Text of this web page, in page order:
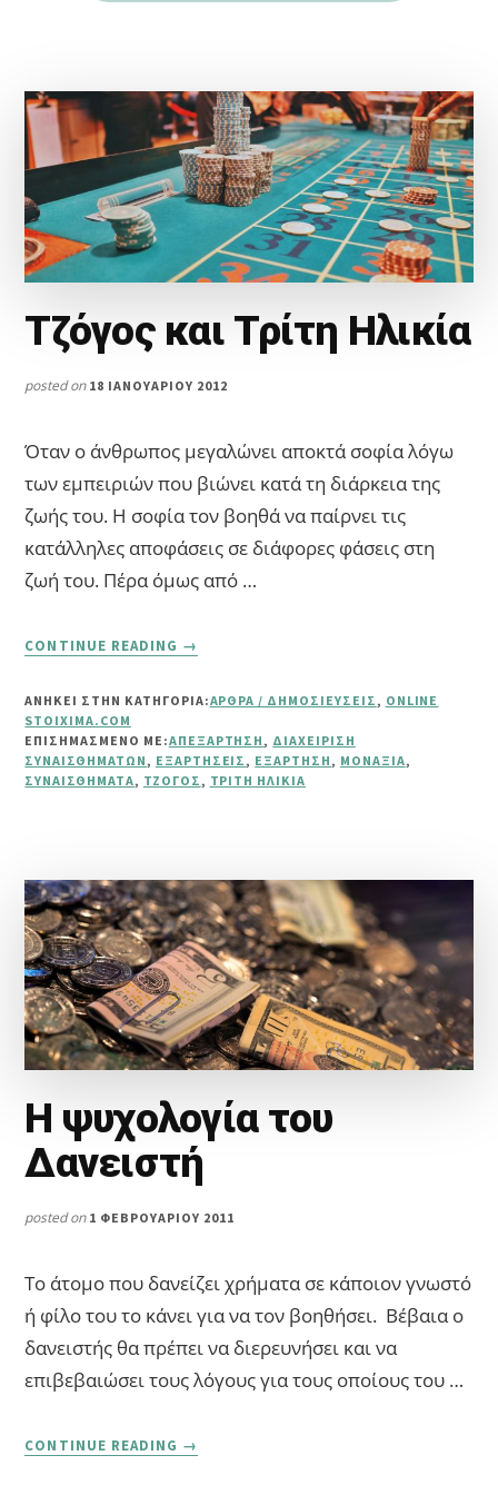
Τζόγος και Τρίτη Ηλικία
posted on 18 ΙΑΝΟΥΑΡΊΟΥ 2012
Όταν ο άνθρωπος μεγαλώνει αποκτά σοφία λόγω
των εμπειριών που βιώνει κατά τη διάρκεια της
ζωής του. Η σοφία τον βοηθά να παίρνει τις
κατάλληλες αποφάσεις σε διάφορες φάσεις στη
ζωή του. Πέρα όμως από …
CONTINUE READING
ΤΖΌΓΟΣ
ΤΡΊΤΗ
ΗΛΙΚΊΑ
→
ΑΝΗΚΕΙ ΣΤΗΝ ΚΑΤΗΓΟΡΙΑ:ΆΡΘΡΑ / ΔΗΜΟΣΙΕΎΣΕΙΣ , ONLINE
STOIXIMA.COM
ΕΠΙΣΗΜΑΣΜΈΝΟ ΜΕ:ΑΠΕΞΆΡΤΗΣΗ , ΔΙΑΧΕΊΡΙΣΗ
ΣΥΝΑΙΣΘΗΜΆΤΩΝ , ΕΞΑΡΤΉΣΕΙΣ , ΕΞΆΡΤΗΣΗ , ΜΟΝΑΞΙΆ,
ΣΥΝΑΙΣΘΉΜΑΤΑ, ΤΖΌΓΟΣ , ΤΡΊΤΗ ΗΛΙΚΊΑ
Η ψυχολογία του
Δανειστή
posted on 1 ΦΕΒΡΟΥΑΡΊΟΥ 2011
Το άτομο που δανείζει χρήματα σε κάποιον γνωστό
ή φίλο του το κάνει για να τον βοηθήσει. Βέβαια ο
δανειστής θα πρέπει να διερευνήσει και να
επιβεβαιώσει τους λόγους για τους οποίους του …
CONTINUE READING
ABOUT
→